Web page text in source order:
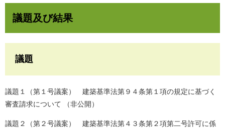
議題及び結果
議題
議題１（第１号議案） 建築基準法第９４条第１項の規定に基づく
審査請求について （非公開）
議題２（第２号議案） 建築基準法第４３条第２項第二号許可に係